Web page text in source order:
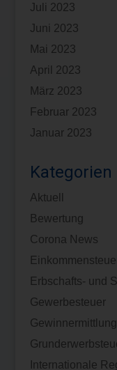
Juli 2023
Juni 2023
Mai 2023
April 2023
März 2023
Februar 2023
Januar 2023
Kategorien
Aktuell
Bewertung
Corona News
Erbschafts- und
Gewerbesteuer
Gewinnermittlung
Internationale